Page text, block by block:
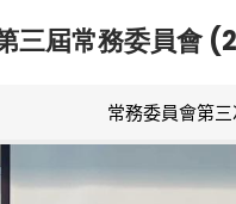
三屆常務委員會
常務委員會第